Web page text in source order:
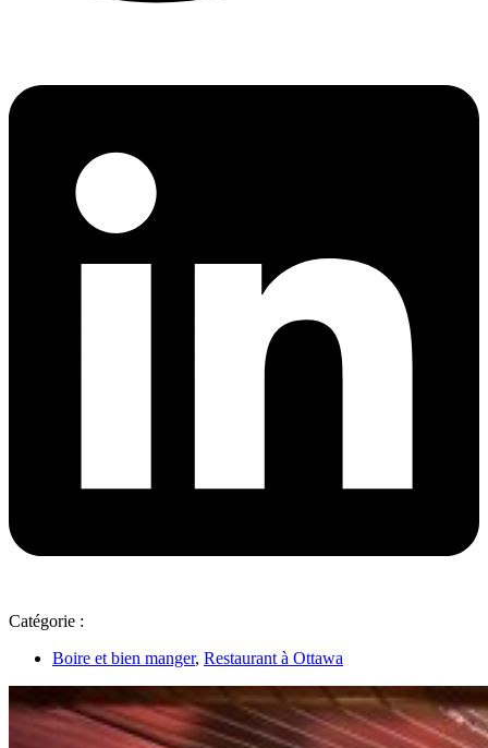
Catégorie :
Boire et bien manger, Restaurant à Ottawa